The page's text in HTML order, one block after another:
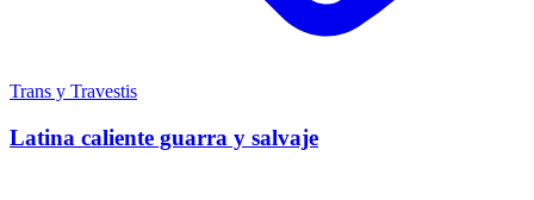
Trans y Travestis
Latina caliente guarra y salvaje